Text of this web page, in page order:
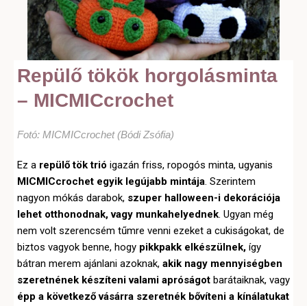
Repülő tökök horgolásminta
– MICMICcrochet
Fotó: MICMICcrochet (Bódi Zsófia)
Ez a repülő tök trió igazán friss, ropogós minta, ugyanis
MICMICcrochet egyik legújabb mintája. Szerintem
nagyon mókás darabok, szuper halloween-i dekorációja
lehet otthonodnak, vagy munkahelyednek. Ugyan még
nem volt szerencsém tűmre venni ezeket a cukiságokat, de
biztos vagyok benne, hogy pikkpakk elkészülnek, így
bátran merem ajánlani azoknak, akik nagy mennyiségben
szeretnének készíteni valami apróságot barátaiknak, vagy
épp a következő vásárra szeretnék bővíteni a kínálatukat